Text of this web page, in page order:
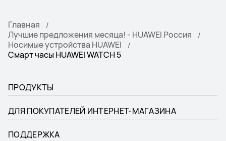
Главная
Лучшие предложения месяца! - HUAWEI Россия
Носимые устройства HUAWEI
Смарт часы HUAWEI WATCH 5
ПРОДУКТЫ
ДЛЯ ПОКУПАТЕЛЕЙ ИНТЕРНЕТ-МАГАЗИНА
ПОДДЕРЖКА